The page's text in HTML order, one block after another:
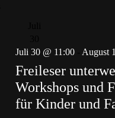
Juli 30 @ 11:00
August
Freileser
Workshops und
für Kinder und